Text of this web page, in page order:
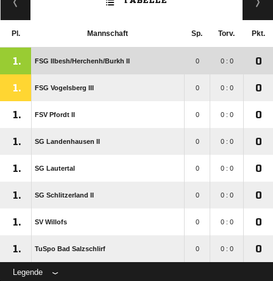
Pl. Mannschaft Sp. Torv. Pkt.
1. FSG Ilbesh/​Herchenh/​Burkh II 0 0 : 0 0
1. FSG Vogelsberg III 0 0 : 0 0
1. FSV Pfordt II 0 0 : 0 0
1. SG Landenhausen II 0 0 : 0 0
1. SG Lautertal 0 0 : 0 0
1. SG Schlitzerland II 0 0 : 0 0
1. SV Willofs 0 0 : 0 0
1. TuSpo Bad Salzschlirf 0 0 : 0 0
Legende